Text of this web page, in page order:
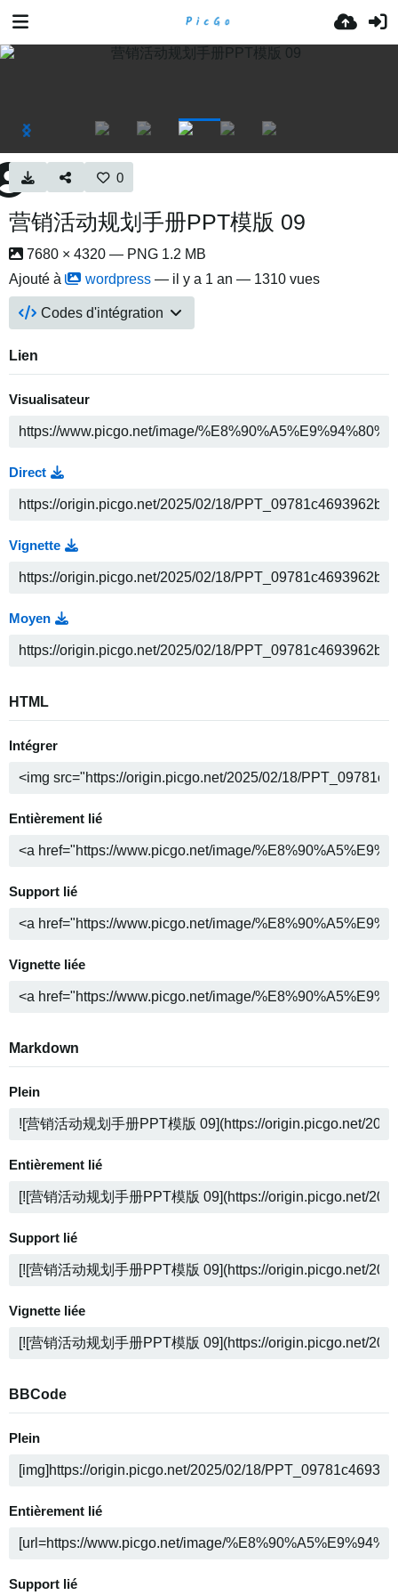
0
营销活动规划手册PPT模版 09
7680 × 4320 — PNG 1.2 MB
Ajouté à
wordpress — il y a 1 an — 1310 vues
Codes d'intégration
Lien
Visualisateur
Direct
Vignette
Moyen
HTML
Intégrer
Entièrement lié
Support lié
Vignette liée
Markdown
Plein
Entièrement lié
Support lié
Vignette liée
BBCode
Plein
Entièrement lié
Support lié